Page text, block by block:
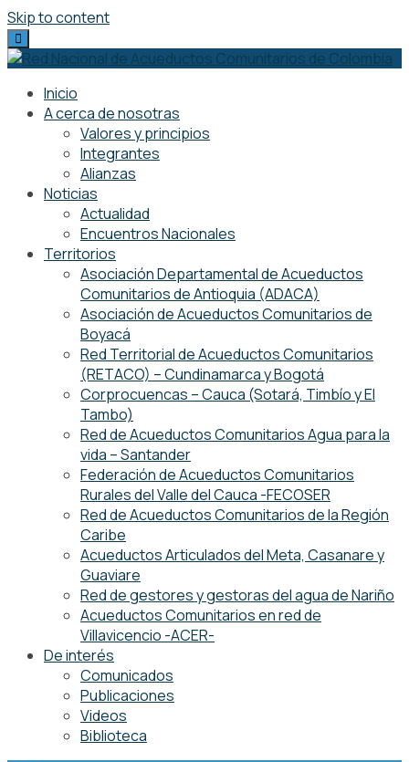
Skip to content
Inicio
A cerca de nosotras
Valores y principios
Integrantes
Alianzas
Noticias
Actualidad
Encuentros Nacionales
Territorios
Asociación Departamental de Acueductos
Comunitarios de Antioquia (ADACA)
Asociación de Acueductos Comunitarios de
Boyacá
Red Territorial de Acueductos Comunitarios
(RETACO) – Cundinamarca y Bogotá
Corprocuencas – Cauca (Sotará, Timbío y El
Tambo)
Red de Acueductos Comunitarios Agua para la
vida – Santander
Federación de Acueductos Comunitarios
Rurales del Valle del Cauca -FECOSER
Red de Acueductos Comunitarios de la Región
Caribe
Acueductos Articulados del Meta, Casanare y
Guaviare
Red de gestores y gestoras del agua de Nariño
Acueductos Comunitarios en red de
Villavicencio -ACER-
De interés
Comunicados
Publicaciones
Videos
Biblioteca